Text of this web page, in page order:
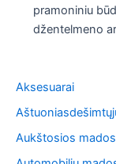
pramoniniu
džentelmeno
Aksesuarai
Aukštosios